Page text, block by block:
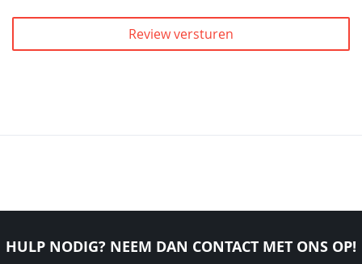
Review versturen
HULP NODIG? NEEM DAN CONTACT MET ONS OP!